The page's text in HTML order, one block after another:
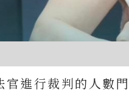
進行裁判的人數門